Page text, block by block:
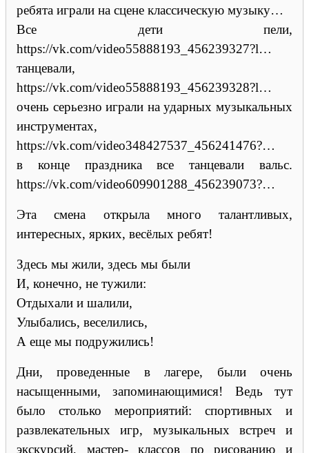
ребята играли на сцене классическую музыку…
Все дети пели,
https://vk.com/video55888193_456239327?l…
танцевали,
https://vk.com/video55888193_456239328?l…
очень серьезно играли на ударных музыкальных
инструментах,
https://vk.com/video348427537_456241476?…
в конце праздника все танцевали вальс.
https://vk.com/video609901288_456239073?…
Эта смена открыла много талантливых,
интересных, ярких, весёлых ребят!
Здесь мы жили, здесь мы были
И, конечно, не тужили:
Отдыхали и шалили,
Улыбались, веселились,
А еще мы подружились!
Дни, проведенные в лагере, были очень
насыщенными, запоминающимися! Ведь тут
было столько мероприятий: спортивных и
развлекательных игр, музыкальных встреч и
экскурсий, мастер- классов по рисованию и